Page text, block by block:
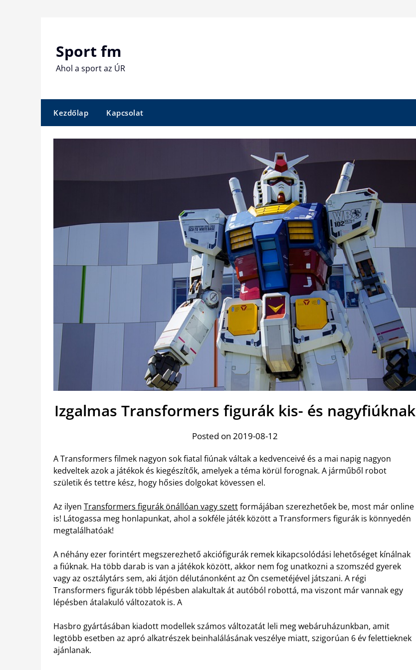
Sport fm
Ahol a sport az ÚR
Kezdőlap Kapcsolat
Izgalmas Transformers figurák kis- és nagyfiúknak
Posted on 2019-08-12
A Transformers filmek nagyon sok fiatal fiúnak váltak a kedvenceivé és a mai napig nagyon
kedveltek azok a játékok és kiegészítők, amelyek a téma körül forognak. A járműből robot
születik és tettre kész, hogy hősies dolgokat kövessen el.
Az ilyen Transformers figurák önállóan vagy szettformájában szerezhetőek be, most már online
is! Látogassa meg honlapunkat, ahol a sokféle játék között a Transformers figurák is könnyedén
megtalálhatóak!
A néhány ezer forintért megszerezhető akciófigurák remek kikapcsolódási lehetőséget kínálnak
a fiúknak. Ha több darab is van a játékok között, akkor nem fog unatkozni a szomszéd gyerek
vagy az osztálytárs sem, aki átjön délutánonként az Ön csemetéjével játszani. A régi
Transformers figurák több lépésben alakultak át autóból robottá, ma viszont már vannak egy
lépésben átalakuló változatok is. A
Hasbro gyártásában kiadott modellek számos változatát leli meg webáruházunkban, amit
legtöbb esetben az apró alkatrészek beinhalálásának veszélye miatt, szigorúan 6 év felettieknek
ajánlanak.